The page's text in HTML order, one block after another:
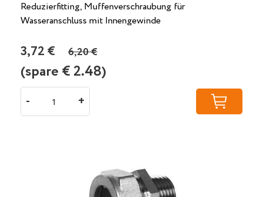
Reduzierfitting, Muffenverschraubung für
Wasseranschluss mit Innengewinde
3,72 € 6,20 €
(spare € 2.48)
- +